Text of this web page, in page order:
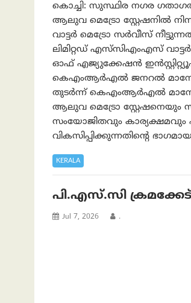
കൊച്ചി: സുസ്ഥിര നഗര
ആലുവ മെട്രോ സ്റ്റേഷനിൽ
വാട്ടർ മെട്രോ സർവീസ്
ലിമിറ്റഡ് എസ്‌സി‌എം‌എസ്
ഓഫ് എജ്യുക്കേഷൻ
കെ‌എം‌ആർ‌എൽ ജനറൽ
തുടർന്ന് കെ‌എം‌ആർ‌എൽ
ആലുവ മെട്രോ സ്റ്റേഷനെയും
സംയോജിതവും കാര്യക്ഷമവും
വികസിപ്പിക്കുന്നതിന്റെ
KERALA
പി.എസ്.സി
Jul 7, 2026 .